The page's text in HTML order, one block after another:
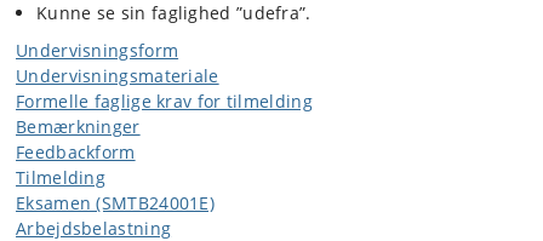
Kunne se sin faglighed ”udefra”.
Undervisningsform
Undervisningsmateriale
Formelle faglige krav for tilmelding
Bemærkninger
Feedbackform
Tilmelding
Eksamen (SMTB24001E)
Arbejdsbelastning